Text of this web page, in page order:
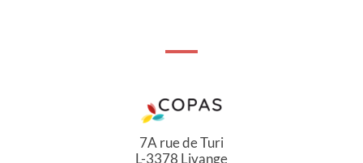
7A rue de Turi
L-3378 Livange